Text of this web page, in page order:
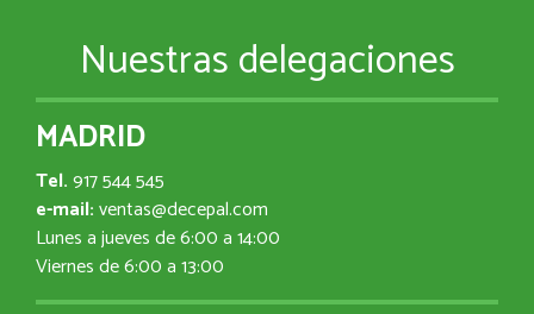
Nuestras delegaciones
MADRID
Tel.917 544 545
e-mail:ventas@decepal.com
Lunes a jueves de 6:00 a 14:00
Viernes de 6:00 a 13:00